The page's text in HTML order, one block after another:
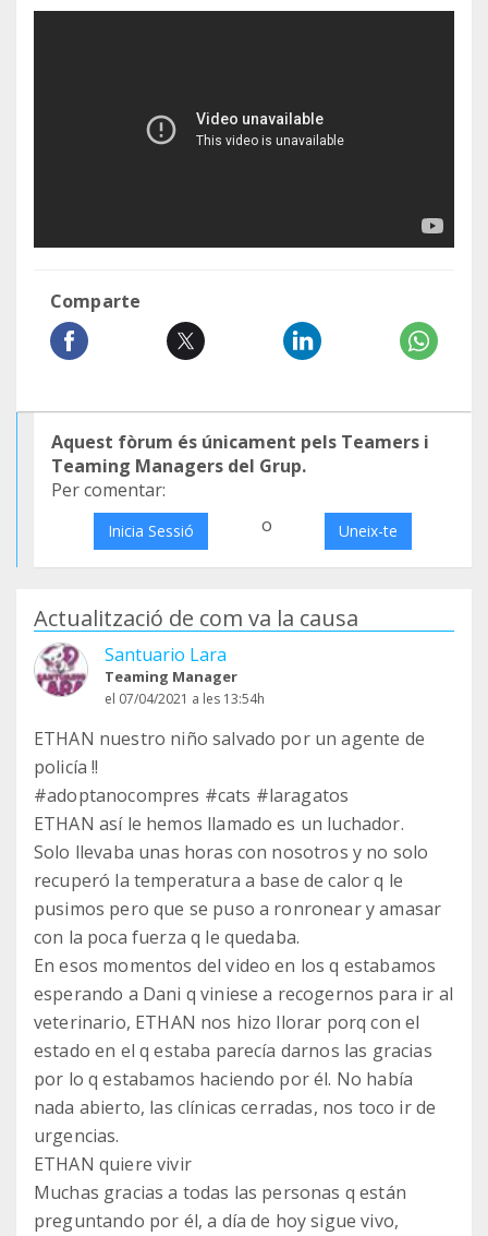
Comparte
Aquest fòrum és únicament pels Teamers i
Teaming Managers del Grup.
Per comentar:
Inicia Sessió o Uneix-te
Actualització de com va la causa
Santuario Lara
Teaming Manager
el 07/04/2021 a les 13:54h
ETHAN nuestro niño salvado por un agente de
policía !!
#adoptanocompres #cats #laragatos
ETHAN así le hemos llamado es un luchador.
Solo llevaba unas horas con nosotros y no solo
recuperó la temperatura a base de calor q le
pusimos pero que se puso a ronronear y amasar
con la poca fuerza q le quedaba.
En esos momentos del video en los q estabamos
esperando a Dani q viniese a recogernos para ir al
veterinario, ETHAN nos hizo llorar porq con el
estado en el q estaba parecía darnos las gracias
por lo q estabamos haciendo por él. No había
nada abierto, las clínicas cerradas, nos toco ir de
urgencias.
ETHAN quiere vivir
Muchas gracias a todas las personas q están
preguntando por él, a día de hoy sigue vivo,